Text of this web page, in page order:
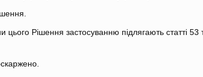
цього Рішення застосуванню підлягають статті